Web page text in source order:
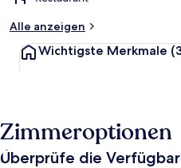
Alle anzeigen
Wichtigste Merkmale
Zimmeroptionen
Überprüfe die